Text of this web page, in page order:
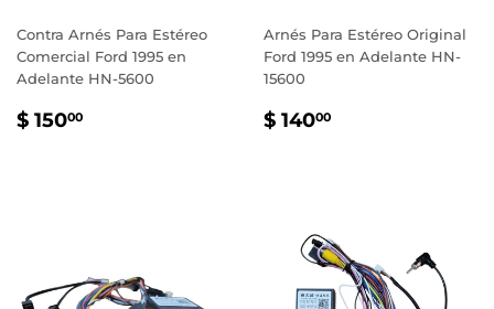
Contra Arnés Para Estéreo
Comercial Ford 1995 en
Adelante HN-5600
PRECIO
$ 15000
Arnés Para Estéreo Original
Ford 1995 en Adelante HN-
15600
PRECIO
$ 14000